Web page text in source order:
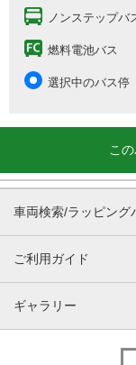
ノンステップバ
燃料電池バス
選択中のバス停
こ
車両検索/ラッピング
ご利用ガイド
ギャラリー